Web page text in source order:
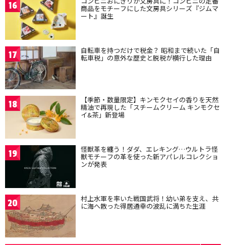
16 商品をモチーフにした文房具シリーズ『ジムマ
ート』誕生
17 自転車を持つだけで税金？ 昭和まで続いた「自
転車税」の意外な歴史と脱税が横行した理由
18 【季節・数量限定】キンモクセイの香りを天然
精油で再現した「スチームクリーム キンモクセ
イ&茶」新登場
19 怪獣革を纏う！ダダ、エレキング…ウルトラ怪
獣モチーフの革を使った新アパレルコレクショ
ンが発表
20 村上水軍を率いた戦国武将！幼い弟を支え、共
に海へ散った得居通幸の波乱に満ちた生涯